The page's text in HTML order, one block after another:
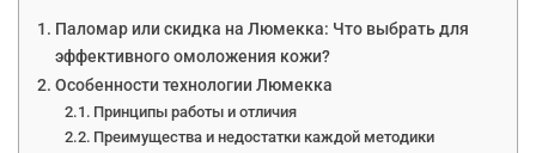
Паломар или скидка на Люмекка: Что выбрать для
эффективного омоложения кожи?
Особенности технологии Люмекка
Принципы работы и отличия
Преимущества и недостатки каждой методики